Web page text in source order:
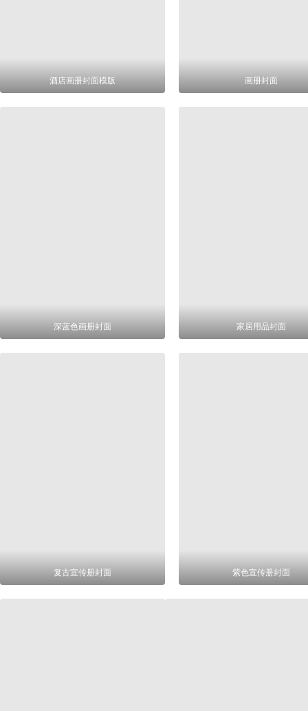
酒店画册封面模版 画册封面
深蓝色画册封面 家居用品封面
复古宣传册封面 紫色宣传册封面